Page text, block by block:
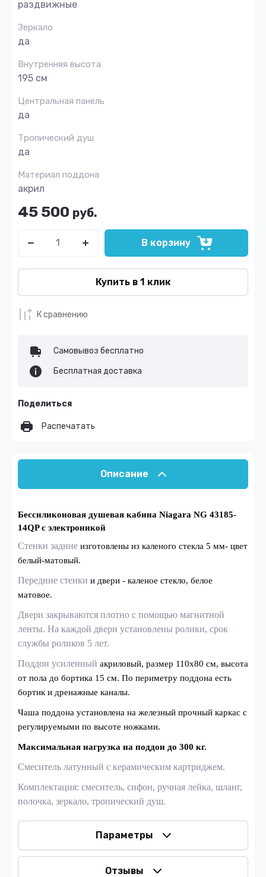
раздвижные
Зеркало
да
Внутренняя высота
195 см
Центральная панель
да
Тропический душ
да
Материал поддона
акрил
45 500 руб.
В корзину
Купить в 1 клик
К сравнению
Самовывоз бесплатно
Бесплатная доставка
Поделиться
Распечатать
Описание
Бессиликоновая душевая кабина Niagara NG 43185-
14QP с электроникой
Стенки задние изготовлены из каленого стекла 5 мм- цвет
белый-матовый.
Передние стенки и двери - каленое стекло, белое
матовое.
Двери закрываются плотно с помощью магнитной
ленты. На каждой двери установлены ролики, срок
службы роликов 5 лет.
Поддон усиленный акриловый, размер 110x80 см, высота
от пола до бортика 15 см. По периметру поддона есть
бортик и дренажные каналы.
Чаша поддона установлена на железный прочный каркас с
регулируемыми по высоте ножками.
Максимальная нагрузка на поддон до 300 кг.
Смеситель латунный с керамическим картриджем.
Комплектация: смеситель, сифон, ручная лейка, шланг,
полочка, зеркало, тропический душ.
Параметры
Отзывы